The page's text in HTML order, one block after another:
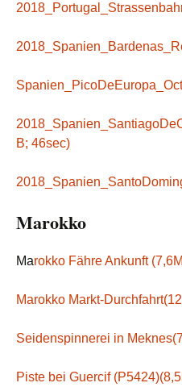
B; 46sec)
Marokko
Marokko Fähre Ankunft
Marokko Markt-
Seidenspinnerei in
Piste bei Guercif